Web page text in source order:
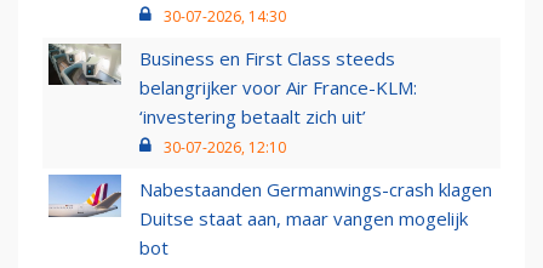
30-07-2026, 14:30
Business en First Class steeds
belangrijker voor Air France-KLM:
‘investering betaalt zich uit’
30-07-2026, 12:10
Nabestaanden Germanwings-crash klagen
Duitse staat aan, maar vangen mogelijk
bot